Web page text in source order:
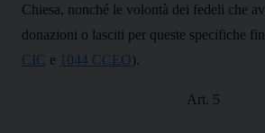
Chiesa, nonché le volontà dei fedeli che
donazioni o lasciti per queste specifiche
CIC e 1044 CCEO).
Art. 5